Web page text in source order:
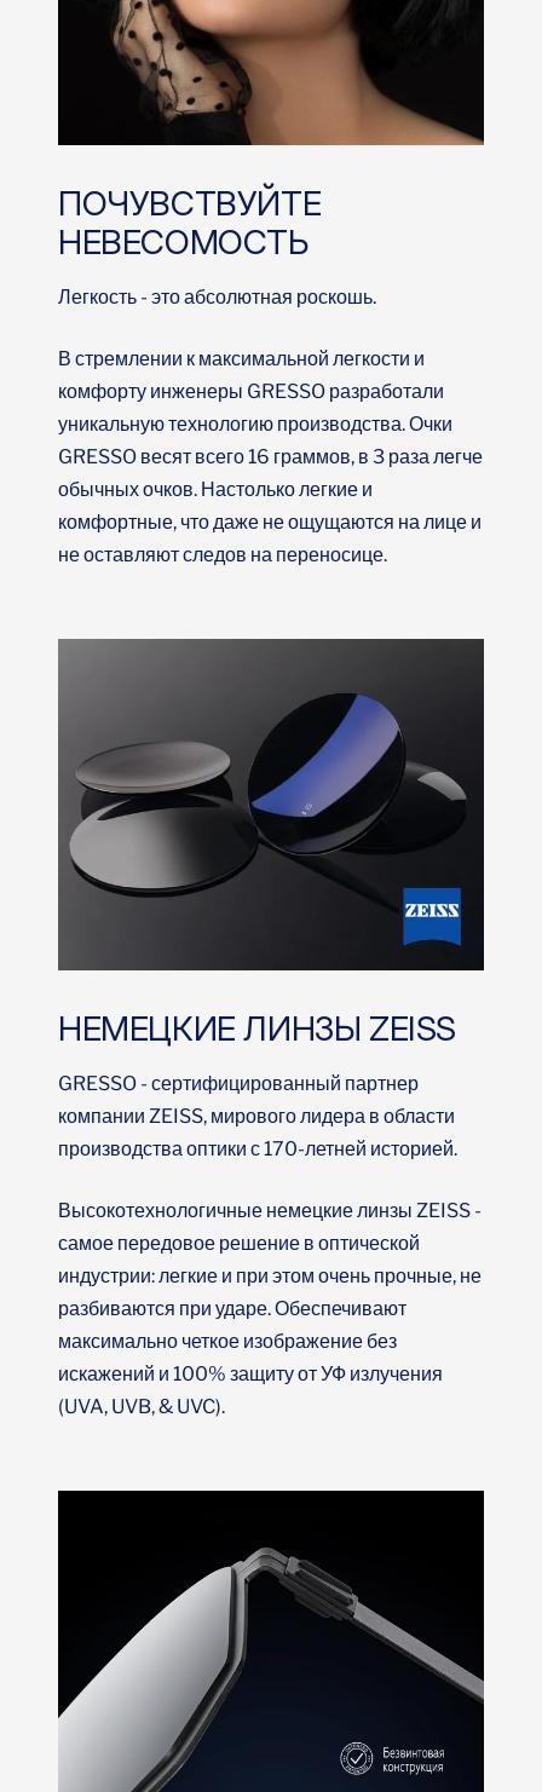
ПОЧУВСТВУЙТЕ
НЕВЕСОМОСТЬ
Легкость - это абсолютная роскошь.
В стремлении к максимальной легкости и
комфорту инженеры GRESSO разработали
уникальную технологию производства. Очки
GRESSO весят всего 16 граммов, в 3 раза легче
обычных очков. Настолько легкие и
комфортные, что даже не ощущаются на лице и
не оставляют следов на переносице.
НЕМЕЦКИЕ ЛИНЗЫ ZEISS
GRESSO - сертифицированный партнер
компании ZEISS, мирового лидера в области
производства оптики с 170-летней историей.
Высокотехнологичные немецкие линзы ZEISS -
самое передовое решение в оптической
индустрии: легкие и при этом очень прочные, не
разбиваются при ударе. Обеспечивают
максимально четкое изображение без
искажений и 100% защиту от УФ излучения
(UVA, UVB, & UVC).